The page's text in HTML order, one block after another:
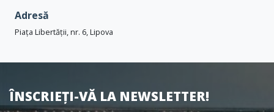
Adresă
Piața Libertății, nr. 6, Lipova
ÎNSCRIEȚI-VĂ LA NEWSLETTER!